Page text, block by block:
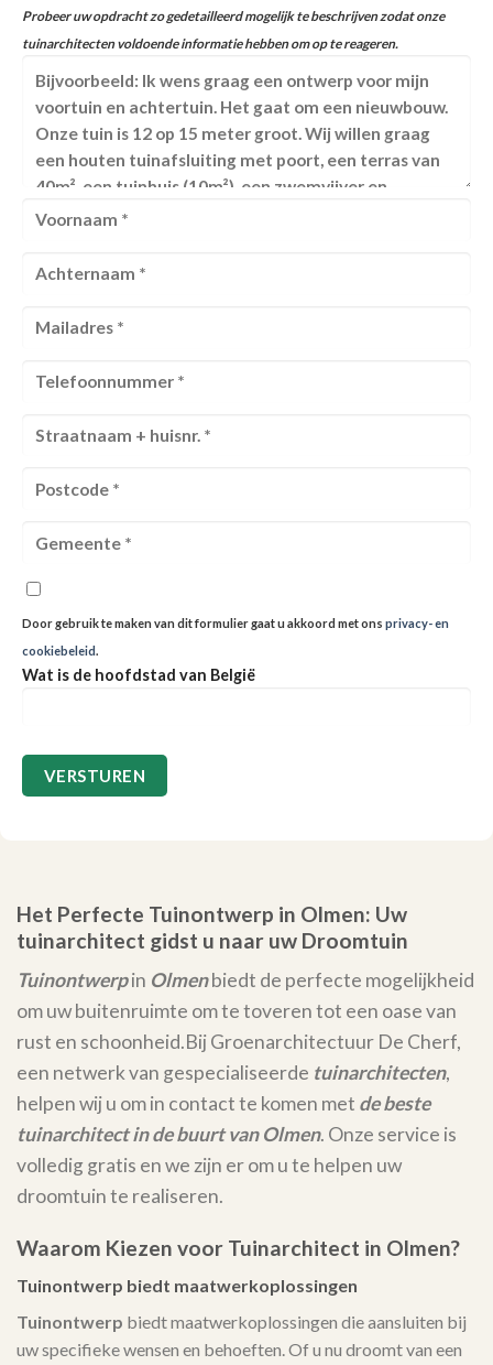
Probeer uw opdracht zo gedetailleerd mogelijk te beschrijven zodat onze
tuinarchitecten voldoende informatie hebben om op te reageren.
Door gebruik te maken van dit formulier gaat u akkoord met ons privacy- en
cookiebeleid.
Wat is de hoofdstad van België
Het Perfecte Tuinontwerp in Olmen: Uw
tuinarchitect gidst u naar uw Droomtuin
Tuinontwerpin Olmenbiedt de perfecte mogelijkheid
om uw buitenruimte om te toveren tot een oase van
rust en schoonheid.Bij Groenarchitectuur De Cherf,
een netwerk van gespecialiseerde tuinarchitecten,
helpen wij u om in contact te komen met de beste
tuinarchitect in de buurt van Olmen. Onze service is
volledig gratis en we zijn er om u te helpen uw
droomtuin te realiseren.
Waarom Kiezen voor Tuinarchitect in Olmen?
Tuinontwerp biedt maatwerkoplossingen
Tuinontwerp biedt maatwerkoplossingen die aansluiten bij
uw specifieke wensen en behoeften. Of u nu droomt van een